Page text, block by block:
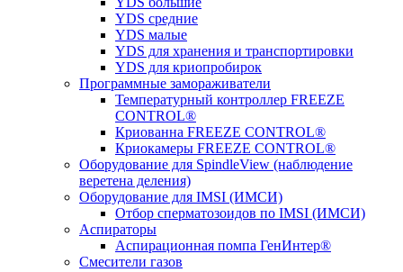
YDS средние
YDS малые
YDS для хранения и транспортировки
YDS для криопробирок
Программные замораживатели
Температурный контроллер FREEZE
CONTROL®
Криованна FREEZE CONTROL®
Криокамеры FREEZE CONTROL®
Оборудование для SpindleView (наблюдение
веретена деления)
Оборудование для IMSI (ИМСИ)
Отбор сперматозоидов по IMSI (ИМСИ)
Аспираторы
Аспирационная помпа ГенИнтер®
Смесители газов